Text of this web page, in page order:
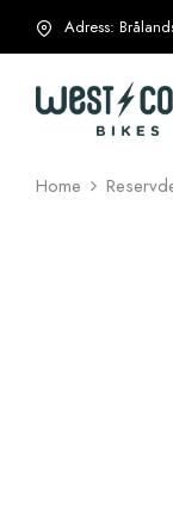
Adress:
Home